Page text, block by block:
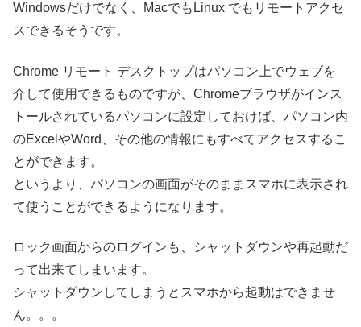
Windowsだけでなく、MacでもLinux でもリモートアクセ
スできるそうです。
Chrome リモート デスクトップはパソコン上でウェブを
介して使用できるものですが、Chromeブラウザがインス
トールされているパソコンに設定しておけば、パソコン内
のExcelやWord、その他の情報にもすべてアクセスするこ
とができます。
というより、パソコンの画面がそのままスマホに表示され
て使うことができるようになります。
ロック画面からのログインも、シャットダウンや再起動だ
って出来てしまいます。
シャットダウンしてしまうとスマホから起動はできませ
ん。。。